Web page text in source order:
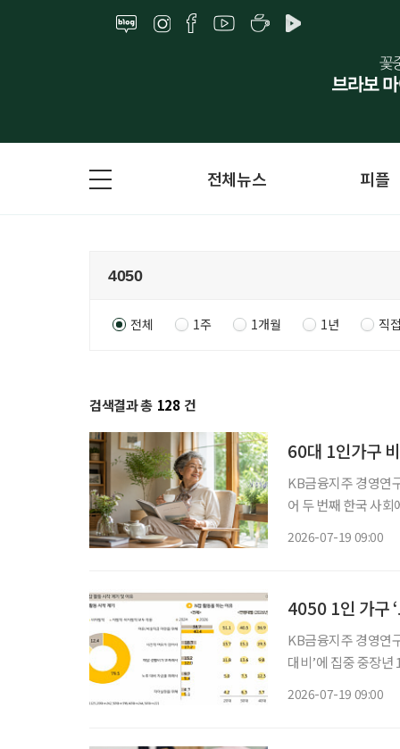
전체뉴스 피플
전체 1주 1개월 1년 직
검색결과 총 128 건
60대 1인가구
KB금융지주 경영연구소 ‘1인가구 보
어 두 번째 한국 사회에서 ‘혼자 사는 노후’가 빠르게 늘고 있다. 특히 60대의 1인가구 비중이
2026-07-19 09:00
4050 1인 가구
KB금융지주 경영연
대비’에 집중 중장년 1인가구의 경제적 고민은 노후 대비 자금과 소득 안정, 자산관리 문제로
2026-07-19 09:00